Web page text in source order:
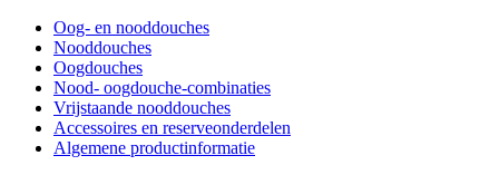
Oog- en nooddouches
Nooddouches
Oogdouches
Nood- oogdouche-combinaties
Vrijstaande nooddouches
Accessoires en reserveonderdelen
Algemene productinformatie